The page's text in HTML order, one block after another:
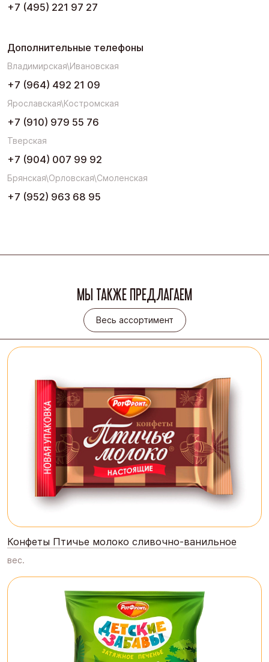
+7 (495) 221 97 27
Дополнительные телефоны
Владимирская\Ивановская
+7 (964) 492 21 09
Ярославская\Костромская
+7 (910) 979 55 76
Тверская
+7 (904) 007 99 92
Брянская\Орловская\Смоленская
+7 (952) 963 68 95
МЫ ТАКЖЕ ПРЕДЛАГАЕМ
Весь ассортимент
Весь ассортимент
Конфеты Птичье молоко сливочно-ванильное
вес.